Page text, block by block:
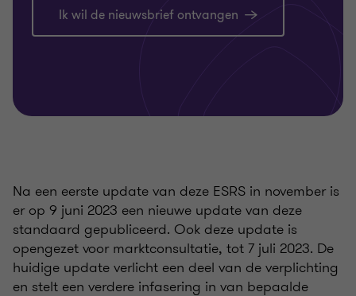
Ik wil de nieuwsbrief ontvangen
Na een eerste update van deze ESRS in november is
er op 9 juni 2023 een nieuwe update van deze
standaard gepubliceerd. Ook deze update is
opengezet voor marktconsultatie, tot 7 juli 2023. De
huidige update verlicht een deel van de verplichting
en stelt een verdere infasering in van bepaalde